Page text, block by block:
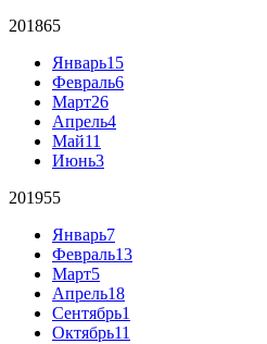
201865
Январь15
Февраль6
Март26
Апрель4
Май11
Июнь3
201955
Январь7
Февраль13
Март5
Апрель18
Сентябрь1
Октябрь11